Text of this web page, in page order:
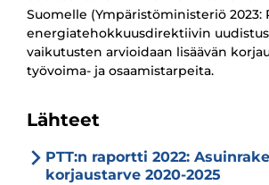
Suomelle (Ympäristöministeriö 2023:
energiatehokkuusdirektiivin
vaikutusten arvioidaan lisäävän
työvoima- ja osaamistarpeita.
Lähteet
PTT:n raportti 2022:
korjaustarve 2020-2025